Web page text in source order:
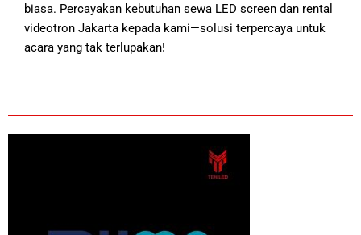
biasa. Percayakan kebutuhan sewa LED screen dan rental
videotron Jakarta kepada kami—solusi terpercaya untuk
acara yang tak terlupakan!